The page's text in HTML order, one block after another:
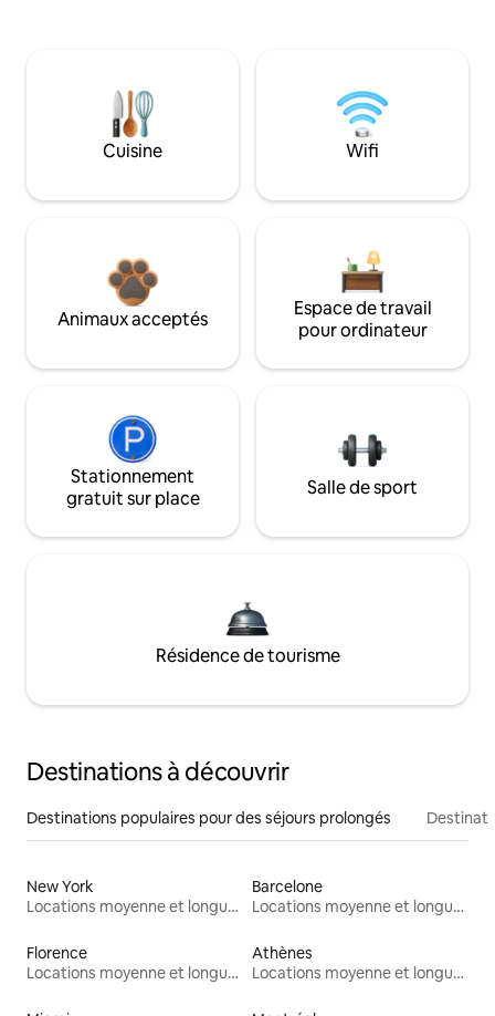
Cuisine Wifi
Animaux acceptés
Espace de travail
pour ordinateur
Stationnement
gratuit sur place
Salle de sport
Résidence de tourisme
Destinations à découvrir
Destinations populaires pour des séjours prolongés
New York
Locations moyenne et longue durée
Barcelone
Locations moyenne et longue durée
Florence
Locations moyenne et longue durée
Athènes
Locations moyenne et longue durée